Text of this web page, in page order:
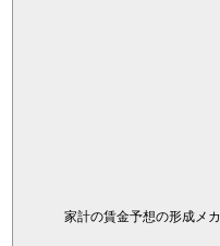
家計の賃金予想の形成メ